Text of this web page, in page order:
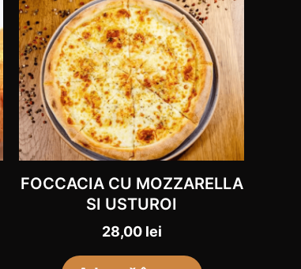
FOCCACIA CU MOZZARELLA
SI USTUROI​
28,00 lei